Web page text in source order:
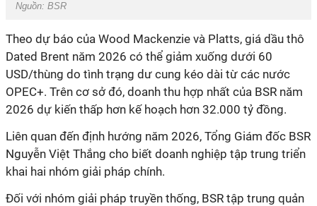
Nguồn: BSR
Theo dự báo của Wood Mackenzie và Platts, giá dầu thô
Dated Brent năm 2026 có thể giảm xuống dưới 60
USD/thùng do tình trạng dư cung kéo dài từ các nước
OPEC+. Trên cơ sở đó, doanh thu hợp nhất của BSR năm
2026 dự kiến thấp hơn kế hoạch hơn 32.000 tỷ đồng.
Liên quan đến định hướng năm 2026, Tổng Giám đốc BSR
Nguyễn Việt Thắng cho biết doanh nghiệp tập trung triển
khai hai nhóm giải pháp chính.
Đối với nhóm giải pháp truyền thống, BSR tập trung quản